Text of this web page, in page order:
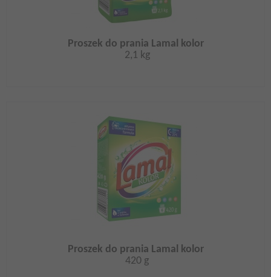
Proszek do prania Lamal kolor
2,1 kg
Proszek do prania Lamal kolor
420 g